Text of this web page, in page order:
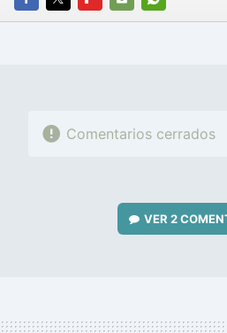
FACEBOOK
TWITTERFLIPBOARD
E-
WHATSAPP
Comentarios cerrados
VER2